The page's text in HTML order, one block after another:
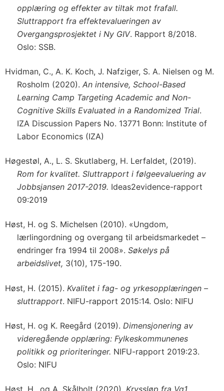
opplæring og effekter av tiltak mot frafall.
Sluttrapport fra effektevalueringen av
Overgangsprosjektet i Ny GIV. Rapport 8/2018.
Oslo: SSB.
Hvidman, C., A. K. Koch, J. Nafziger, S. A. Nielsen og M.
Rosholm (2020). An intensive, School-Based
Learning Camp Targeting Academic and Non-
Cognitive Skills Evaluated in a Randomized Trial.
IZA Discussion Papers No. 13771 Bonn: Institute of
Labor Economics (IZA)
Høgestøl, A., L. S. Skutlaberg, H. Lerfaldet, (2019).
Rom for kvalitet. Sluttrapport i følgeevaluering av
Jobbsjansen 2017-2019. Ideas2evidence-rapport
09:2019
Høst, H. og S. Michelsen (2010). «Ungdom,
lærlingordning og overgang til arbeidsmarkedet –
endringer fra 1994 til 2008». Søkelys på
arbeidslivet, 3(10), 175-190.
Høst, H. (2015). Kvalitet i fag- og yrkesopplæringen –
sluttrapport. NIFU-rapport 2015:14. Oslo: NIFU
Høst, H. og K. Reegård (2019). Dimensjonering av
videregående opplæring: Fylkeskommunenes
politikk og prioriteringer. NIFU-rapport 2019:23.
Oslo: NIFU
Høst, H., og A. Skålholt (2020). Kryssløp fra Vg1